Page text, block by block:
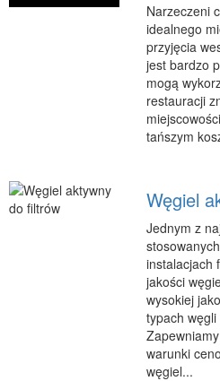
Podróże
Dietetyka, Odchudzanie
Sprzęt Medyczny
Oprogramowanie
Narzeczeni
idealnego
przyjęcia
jest bardzo
mogą
restauracji
tańszym
Węgiel
Jednym z
instalacjach
jakości
wysokiej
typach
warunki
węgiel...